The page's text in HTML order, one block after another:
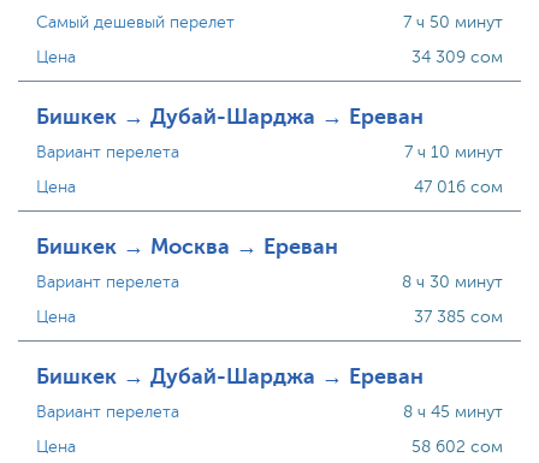
Самый дешевый перелет
Цена
7 ч 50 минут
34 309 сом
Бишкек → Дубай-Шарджа → Ереван
Вариант перелета
Цена
7 ч 10 минут
47 016 сом
Бишкек → Москва → Ереван
Вариант перелета
Цена
8 ч 30 минут
37 385 сом
Бишкек → Дубай-Шарджа → Ереван
Вариант перелета
Цена
8 ч 45 минут
58 602 сом